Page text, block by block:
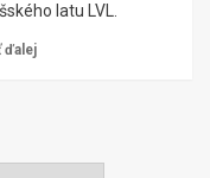
latu LVL.
ďalej